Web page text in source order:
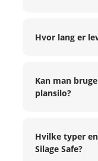
Hvor lang er
Kan man
plansilo?
Hvilke typer
Silage Safe?